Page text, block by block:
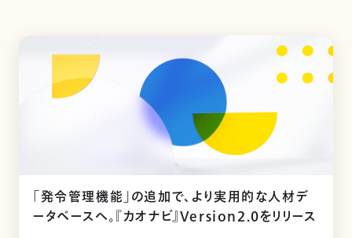
「発令管理機能」の追加で、より実用的な人材デ
ータベースへ。『カオナビ』Version2.0をリリース